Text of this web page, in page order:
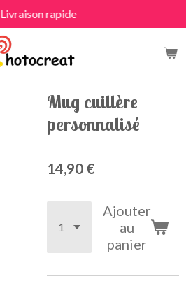
Livraison rapide
Mug cuillère
personnalisé
14,90 €
Ajouter
au
panier